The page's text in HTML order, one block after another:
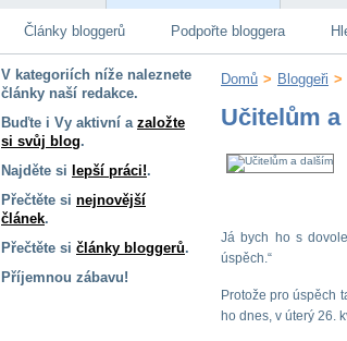
Články bloggerů Podpořte bloggera
V kategoriích níže naleznete
články naší redakce.
Buďte i Vy aktivní a založte
si svůj blog.
Najděte si lepší práci!.
Přečtěte si nejnovější
článek.
Přečtěte si články bloggerů.
Příjemnou zábavu!
Domů > Bloggeři >
Učitelům
Já bych ho s
úspěch.“
Protože pro úspěch
ho dnes, v úterý 26.